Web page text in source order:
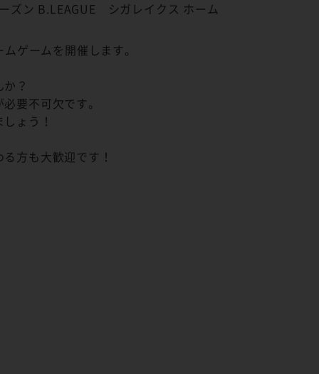
ズン B.LEAGUE シガレイクス ホーム
ゲームを開催します。
？
要不可欠です。
ょう！
方も大歓迎です！